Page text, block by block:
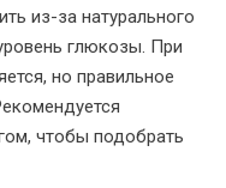
из-за натурального
глюкозы. При
но правильное
чтобы подобрать